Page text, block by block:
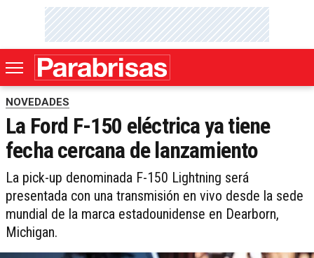
NOVEDADES
La Ford F-150 eléctrica ya tiene
fecha cercana de lanzamiento
La pick-up denominada F-150 Lightning será
presentada con una transmisión en vivo desde la sede
mundial de la marca estadounidense en Dearborn,
Michigan.